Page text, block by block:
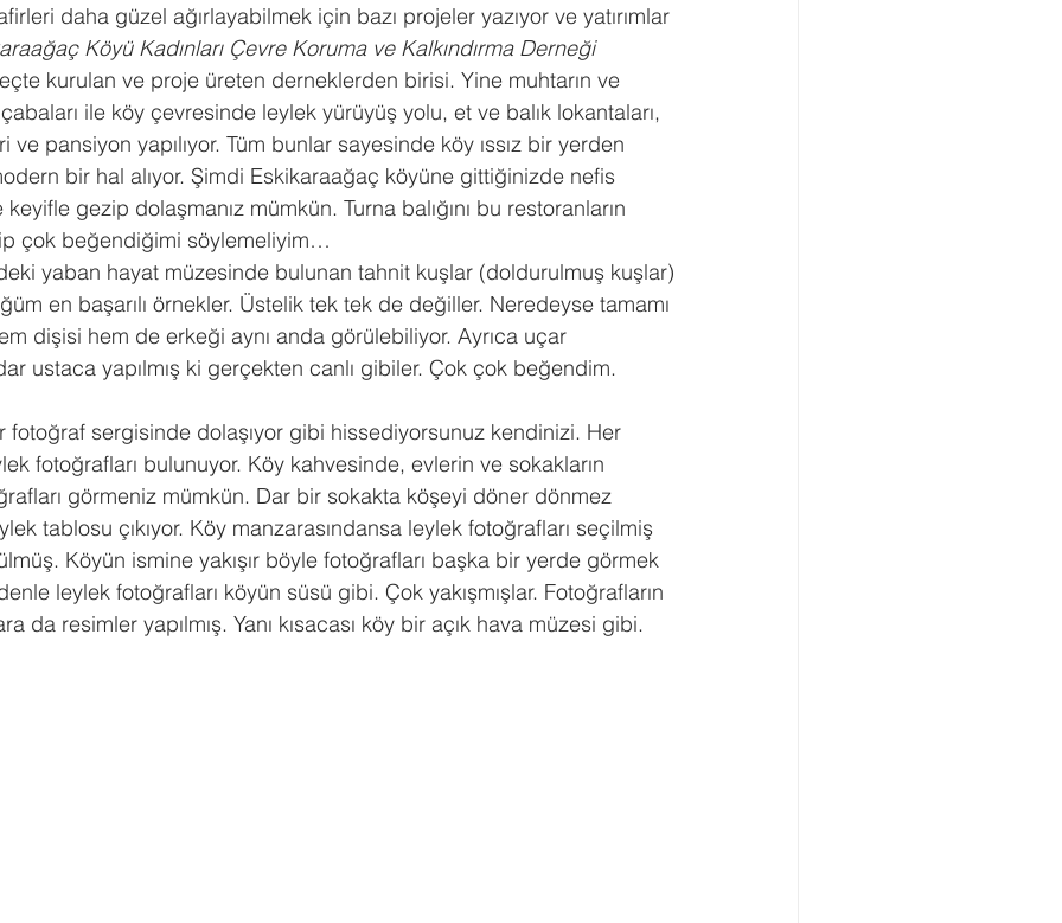
daha güzel ağırlayabilmek için bazı projeler yazıyor ve yatırımlar
Köyü Kadınları Çevre Koruma ve Kalkındırma Derneği
kurulan ve proje üreten derneklerden birisi. Yine muhtarın ve
ile köy çevresinde leylek yürüyüş yolu, et ve balık lokantaları,
pansiyon yapılıyor. Tüm bunlar sayesinde köy ıssız bir yerden
bir hal alıyor. Şimdi Eskikaraağaç köyüne gittiğinizde nefis
gezip dolaşmanız mümkün. Turna balığını bu restoranların
çok beğendiğimi söylemeliyim…
yaban hayat müzesinde bulunan tahnit kuşlar (doldurulmuş kuşlar)
en başarılı örnekler. Üstelik tek tek de değiller. Neredeyse tamamı
dişisi hem de erkeği aynı anda görülebiliyor. Ayrıca uçar
ustaca yapılmış ki gerçekten canlı gibiler. Çok çok beğendim.
fotoğrafları bulunuyor. Köy kahvesinde, evlerin ve sokakların
görmeniz mümkün. Dar bir sokakta köşeyi döner dönmez
tablosu çıkıyor. Köy manzarasındansa leylek fotoğrafları seçilmiş
Köyün ismine yakışır böyle fotoğrafları başka bir yerde görmek
leylek fotoğrafları köyün süsü gibi. Çok yakışmışlar. Fotoğrafların
da resimler yapılmış. Yanı kısacası köy bir açık hava müzesi gibi.